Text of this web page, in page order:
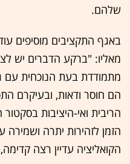
שלהם.
באגף התקציבים מוסיפים
מאליו: "ברקע הדברים יש
מתמודדת בעת הנוכחית עם
הם חוסר ודאות, ובעיקרם
הריבית ואי-היציבות
הזמן לזהירות יתרה
הקואליציה עדיין רצה